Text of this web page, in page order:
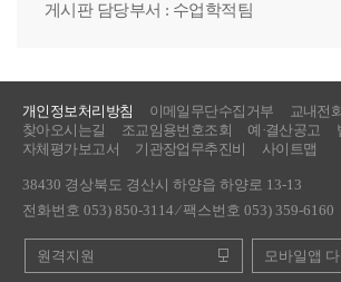
게시판 담당부서 : 수업학적팀
개인정보처리방침 이메일무단수집거부
교내전
찾아오시는길
조교임용번호조회 예·결산공고
자체평가보고서
기관장업무추진비 사이트맵
38430 경상북도 경산시 하양읍 하양로 13-13
전화번호 053) 850-3114 ⁄ 팩스번호 053) 359-6160
원격지원 모바일앱